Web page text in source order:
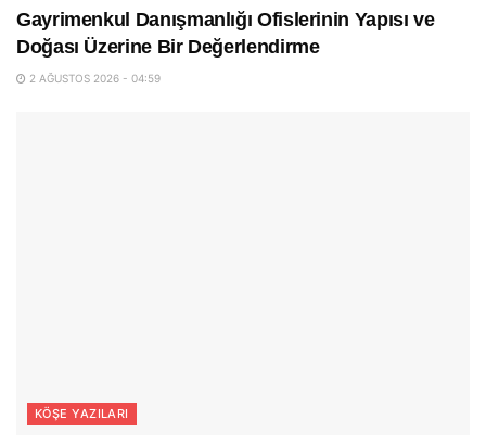
Gayrimenkul Danışmanlığı Ofislerinin Yapısı ve
Doğası Üzerine Bir Değerlendirme
2 AĞUSTOS 2026 - 04:59
KÖŞE YAZILARI